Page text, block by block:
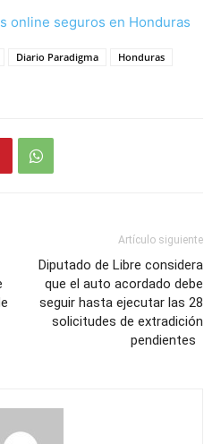
online seguros en Honduras
Diario Paradigma
Honduras
Artículo siguiente
Diputado de Libre considera
que el auto acordado debe
seguir hasta ejecutar las 28
solicitudes de extradición
pendientes